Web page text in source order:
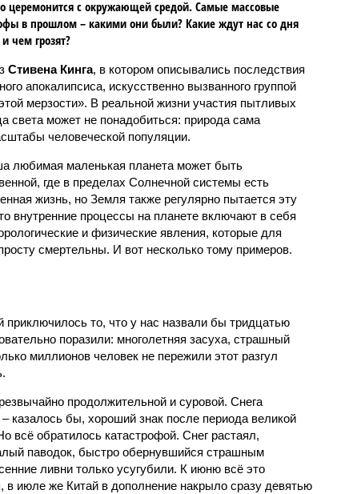
церемонится с окружающей средой. Самые массовые
в прошлом – какими они были? Какие ждут нас со дня
чем грозят?
Стивена Кинга, в котором описывались последствия
апокалипсиса, искусственно вызванного группой
мерзости». В реальной жизни участия пытливых
света может не понадобиться: природа сама
человеческой популяции.
любимая маленькая планета может быть
где в пределах Солнечной системы есть
жизнь, но Земля также регулярно пытается эту
внутренние процессы на планете включают в себя
и физические явления, которые для
смертельны. И вот несколько тому примеров.
то, что у нас назвали бы тридцатью
поразили: многолетняя засуха, страшный
миллионов человек не пережили этот разгул
продолжительной и суровой. Снега
казалось бы, хороший знак после периода великой
всё обратилось катастрофой. Снег растаял,
паводок, быстро обернувшийся страшным
ливни только усугубили. К июню всё это
в июле же Китай в дополнение накрыло сразу девятью